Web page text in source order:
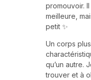
promouvoir.
meilleure,
petit ✨
Un corps
qu’un autre.
trouver et à